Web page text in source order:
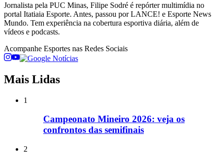
Jornalista pela PUC Minas, Filipe Sodré é repórter multimídia no
portal Itatiaia Esporte. Antes, passou por LANCE! e Esporte News
Mundo. Tem experiência na cobertura esportiva diária, além de
vídeos e podcasts.
Acompanhe Esportes nas Redes Sociais
Mais Lidas
1
Campeonato Mineiro 2026: veja os
confrontos das semifinais
2